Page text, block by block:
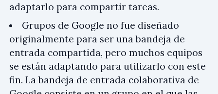
adaptarlo para compartir tareas.
Grupos de Google no fue diseñado
originalmente para ser una bandeja de
entrada compartida, pero muchos equipos
se están adaptando para utilizarlo con este
fin. La bandeja de entrada colaborativa de